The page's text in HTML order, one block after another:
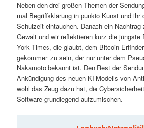
a
l
t
s
p
n
h
a
l
t
Neben den drei großen Themen der
mal Begriffsklärung in punkto Kunst und ihr
Schulzeit eintauchen. Danach ein Nachtrag
Gewalt und wir reflektieren kurz die jüngste
York Times, die glaubt, dem Bitcoin-
gekommen zu sein, der nur unter dem
Nakamoto bekannt ist. Den Rest der
Ankündigung des neuen KI-Modells von
wohl das Zeug dazu hat, die
Software grundlegend aufzumischen.